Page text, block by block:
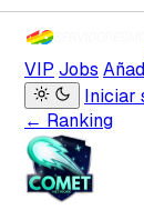
VIP Jobs
Iniciar
← Ranking